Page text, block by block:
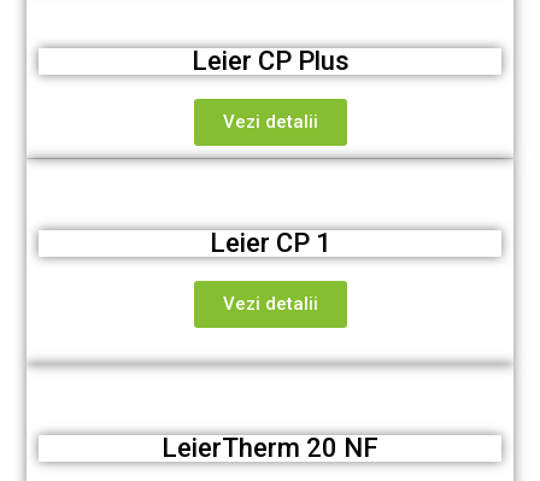
Leier CP Plus
Vezi detalii
Leier CP 1
Vezi detalii
LeierTherm 20 NF